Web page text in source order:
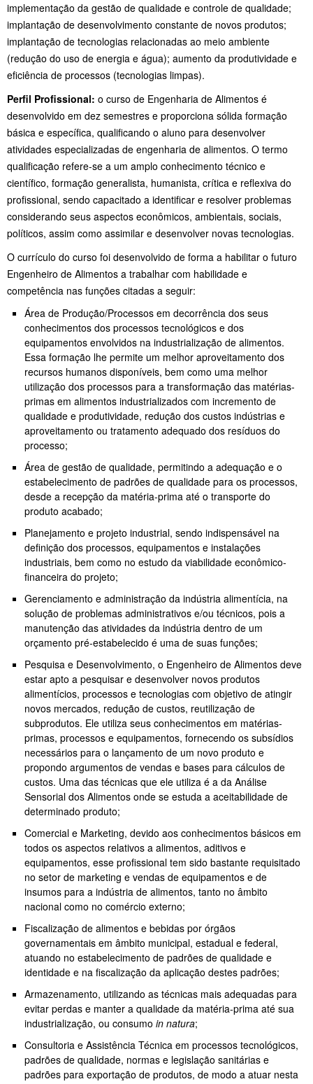
implementação da gestão de qualidade e controle de qualidade;
implantação de desenvolvimento constante de novos produtos;
implantação de tecnologias relacionadas ao meio ambiente
(redução do uso de energia e água); aumento da produtividade e
eficiência de processos (tecnologias limpas).
Perfil Profissional: o curso de Engenharia de Alimentos é
desenvolvido em dez semestres e proporciona sólida formação
básica e específica, qualificando o aluno para desenvolver
atividades especializadas de engenharia de alimentos. O termo
qualificação refere-se a um amplo conhecimento técnico e
científico, formação generalista, humanista, crítica e reflexiva do
profissional, sendo capacitado a identificar e resolver problemas
considerando seus aspectos econômicos, ambientais, sociais,
políticos, assim como assimilar e desenvolver novas tecnologias.
O currículo do curso foi desenvolvido de forma a habilitar o futuro
Engenheiro de Alimentos a trabalhar com habilidade e
competência nas funções citadas a seguir:
Área de Produção/Processos em decorrência dos seus
conhecimentos dos processos tecnológicos e dos
equipamentos envolvidos na industrialização de alimentos.
Essa formação lhe permite um melhor aproveitamento dos
recursos humanos disponíveis, bem como uma melhor
utilização dos processos para a transformação das matérias-
primas em alimentos industrializados com incremento de
qualidade e produtividade, redução dos custos indústrias e
aproveitamento ou tratamento adequado dos resíduos do
processo;
Área de gestão de qualidade, permitindo a adequação e o
estabelecimento de padrões de qualidade para os processos,
desde a recepção da matéria-prima até o transporte do
produto acabado;
Planejamento e projeto industrial, sendo indispensável na
definição dos processos, equipamentos e instalações
industriais, bem como no estudo da viabilidade econômico-
financeira do projeto;
Gerenciamento e administração da indústria alimentícia, na
solução de problemas administrativos e/ou técnicos, pois a
manutenção das atividades da indústria dentro de um
orçamento pré-estabelecido é uma de suas funções;
Pesquisa e Desenvolvimento, o Engenheiro de Alimentos deve
estar apto a pesquisar e desenvolver novos produtos
alimentícios, processos e tecnologias com objetivo de atingir
novos mercados, redução de custos, reutilização de
subprodutos. Ele utiliza seus conhecimentos em matérias-
primas, processos e equipamentos, fornecendo os subsídios
necessários para o lançamento de um novo produto e
propondo argumentos de vendas e bases para cálculos de
custos. Uma das técnicas que ele utiliza é a da Análise
Sensorial dos Alimentos onde se estuda a aceitabilidade de
determinado produto;
Comercial e Marketing, devido aos conhecimentos básicos em
todos os aspectos relativos a alimentos, aditivos e
equipamentos, esse profissional tem sido bastante requisitado
no setor de marketing e vendas de equipamentos e de
insumos para a indústria de alimentos, tanto no âmbito
nacional como no comércio externo;
Fiscalização de alimentos e bebidas por órgãos
governamentais em âmbito municipal, estadual e federal,
atuando no estabelecimento de padrões de qualidade e
identidade e na fiscalização da aplicação destes padrões;
Armazenamento, utilizando as técnicas mais adequadas para
evitar perdas e manter a qualidade da matéria-prima até sua
industrialização, ou consumo in natura;
Consultoria e Assistência Técnica em processos tecnológicos,
padrões de qualidade, normas e legislação sanitárias e
padrões para exportação de produtos, de modo a atuar nesta